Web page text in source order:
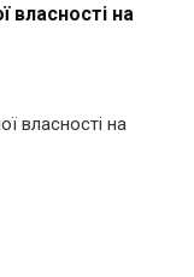
власності на
власності на